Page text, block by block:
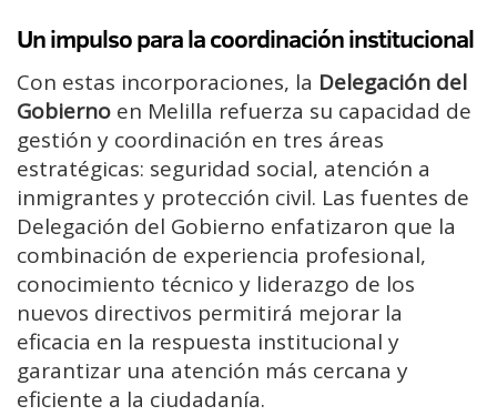
Un impulso para la coordinación institucional
Con estas incorporaciones, la Delegación del
Gobierno en Melilla refuerza su capacidad de
gestión y coordinación en tres áreas
estratégicas: seguridad social, atención a
inmigrantes y protección civil. Las fuentes de
Delegación del Gobierno enfatizaron que la
combinación de experiencia profesional,
conocimiento técnico y liderazgo de los
nuevos directivos permitirá mejorar la
eficacia en la respuesta institucional y
garantizar una atención más cercana y
eficiente a la ciudadanía.